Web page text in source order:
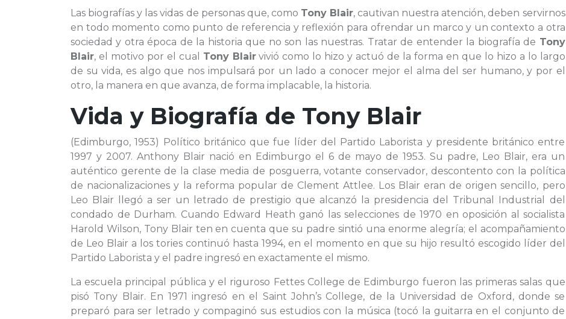
Las biografías y las vidas de personas que, como Tony Blair, cautivan nuestra atención, deben servirnos
en todo momento como punto de referencia y reflexión para ofrendar un marco y un contexto a otra
sociedad y otra época de la historia que no son las nuestras. Tratar de entender la biografía de Tony
Blair, el motivo por el cual Tony Blairvivió como lo hizo y actuó de la forma en que lo hizo a lo largo
de su vida, es algo que nos impulsará por un lado a conocer mejor el alma del ser humano, y por el
otro, la manera en que avanza, de forma implacable, la historia.
Vida y Biografía de Tony Blair
(Edimburgo, 1953) Político británico que fue líder del Partido Laborista y presidente británico entre
1997 y 2007. Anthony Blair nació en Edimburgo el 6 de mayo de 1953. Su padre, Leo Blair, era un
auténtico gerente de la clase media de posguerra, votante conservador, descontento con la política
de nacionalizaciones y la reforma popular de Clement Attlee. Los Blair eran de origen sencillo, pero
Leo Blair llegó a ser un letrado de prestigio que alcanzó la presidencia del Tribunal Industrial del
condado de Durham. Cuando Edward Heath ganó las selecciones de 1970 en oposición al socialista
Harold Wilson, Tony Blair ten en cuenta que su padre sintió una enorme alegría; el acompañamiento
de Leo Blair a los tories continuó hasta 1994, en el momento en que su hijo resultó escogido líder del
Partido Laborista y el padre ingresó en exactamente el mismo.
La escuela principal pública y el riguroso Fettes College de Edimburgo fueron las primeras salas que
pisó Tony Blair. En 1971 ingresó en el Saint John’s College, de la Universidad de Oxford, donde se
preparó para ser letrado y compaginó sus estudios con la música (tocó la guitarra en el conjunto de